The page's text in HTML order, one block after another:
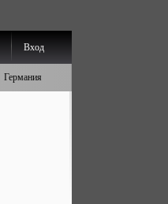
Вход
Германия